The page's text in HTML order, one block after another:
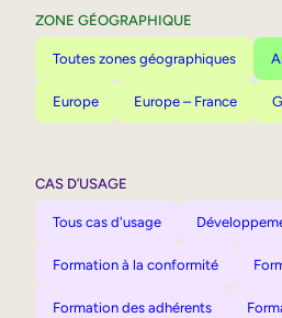
ZONE GÉOGRAPHIQUE
Toutes zones géographiques
Europe Europe – France
CAS D’USAGE
Tous cas d'usage
Formation à la conformité
Formation des adhérents